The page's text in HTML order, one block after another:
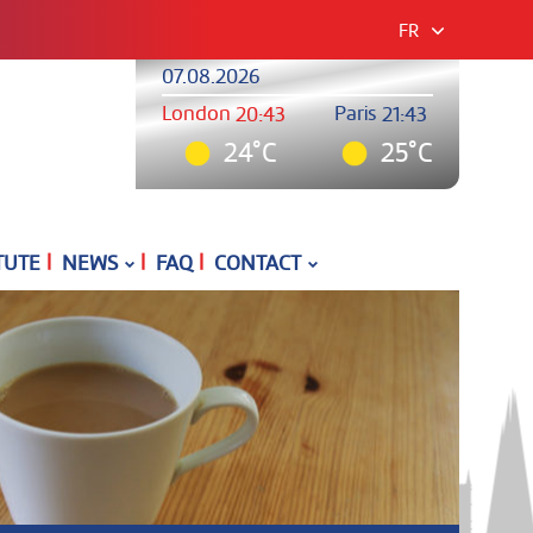
FR
07.08.2026
London20:43
24°C
Paris 21:43
25°C
NEWS FAQ CONTACT